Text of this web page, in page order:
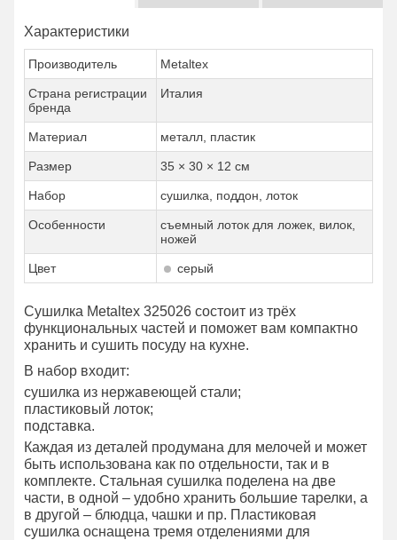
Характеристики
Производитель Metaltex
Страна регистрации
бренда
Италия
Материал металл, пластик
Размер 35 × 30 × 12 см
Набор сушилка, поддон, лоток
Особенности
съемный лоток для ложек, вилок,
ножей
Цвет серый
Сушилка Metaltex 325026 состоит из трёх
функциональных частей и поможет вам компактно
хранить и сушить посуду на кухне.
В набор входит:
сушилка из нержавеющей стали;
пластиковый лоток;
подставка.
Каждая из деталей продумана для мелочей и может
быть использована как по отдельности, так и в
комплекте. Стальная сушилка поделена на две
части, в одной – удобно хранить большие тарелки, а
в другой – блюдца, чашки и пр. Пластиковая
сушилка оснащена тремя отделениями для